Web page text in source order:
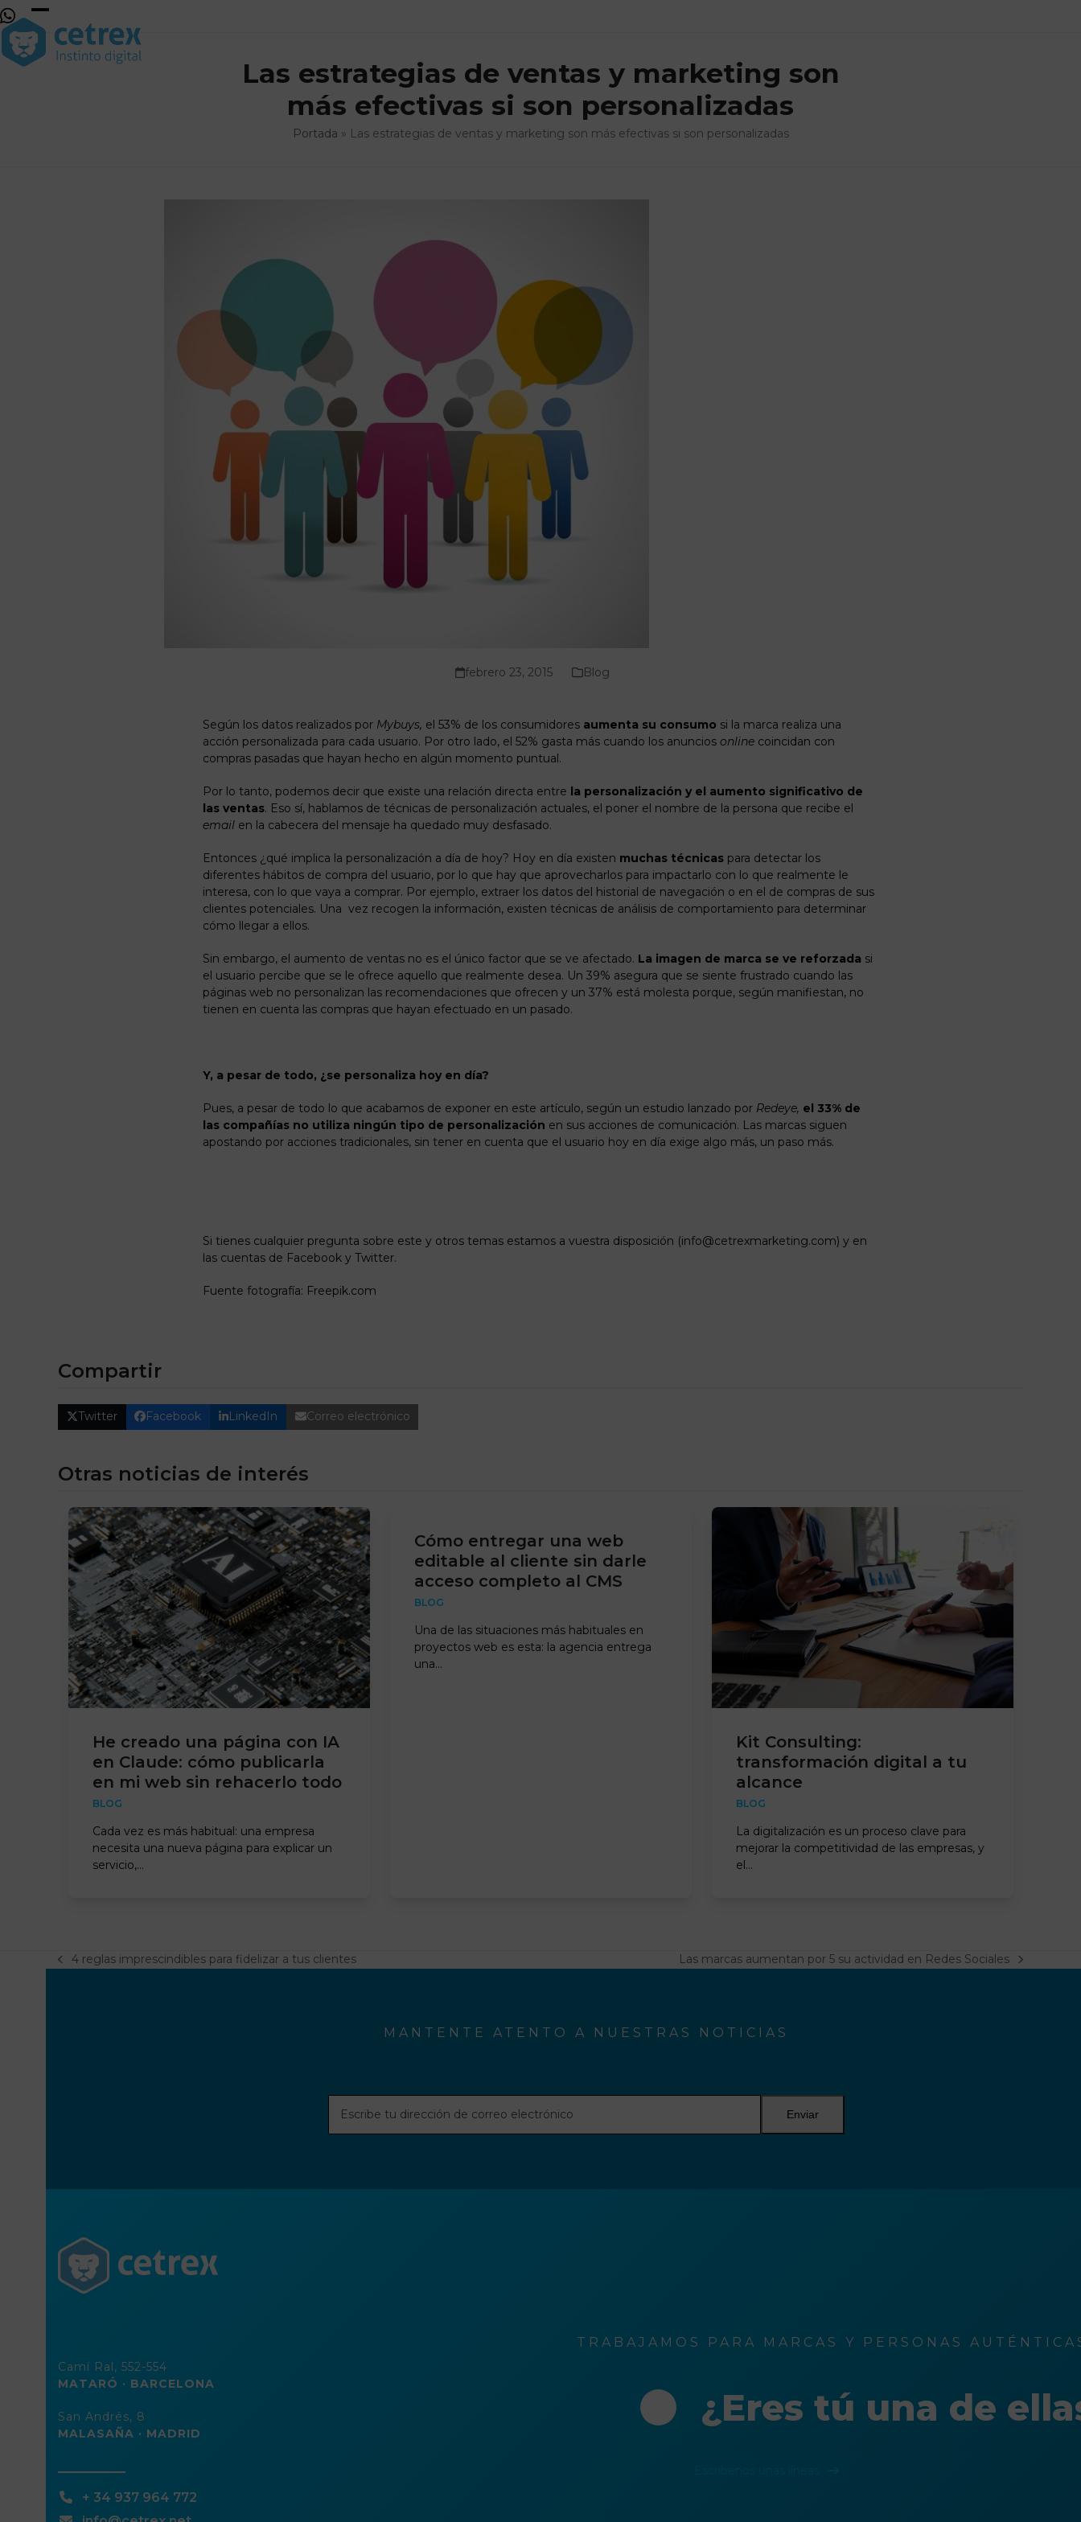
Skip
to
content
Open
mobile
Close
mobile
Las estrategias de ventas y marketing son
más efectivas si son personalizadas
Portada » Las estrategias de ventas y marketing son más efectivas si son personalizadas
febrero 23, 2015 Blog
Según los datos realizados por Mybuys, el 53% de los consumidores aumenta su consumo si la marca realiza una
acción personalizada para cada usuario. Por otro lado, el 52% gasta más cuando los anuncios online coincidan con
compras pasadas que hayan hecho en algún momento puntual.
Por lo tanto, podemos decir que existe una relación directa entre la personalización y el aumento significativo de
las ventas. Eso sí, hablamos de técnicas de personalización actuales, el poner el nombre de la persona que recibe el
email en la cabecera del mensaje ha quedado muy desfasado.
Entonces ¿qué implica la personalización a día de hoy? Hoy en día existen muchas técnicas para detectar los
diferentes hábitos de compra del usuario, por lo que hay que aprovecharlos para impactarlo con lo que realmente le
interesa, con lo que vaya a comprar. Por ejemplo, extraer los datos del historial de navegación o en el de compras de sus
clientes potenciales. Una vez recogen la información, existen técnicas de análisis de comportamiento para determinar
cómo llegar a ellos.
Sin embargo, el aumento de ventas no es el único factor que se ve afectado. La imagen de marca se ve reforzada si
el usuario percibe que se le ofrece aquello que realmente desea. Un 39% asegura que se siente frustrado cuando las
páginas web no personalizan las recomendaciones que ofrecen y un 37% está molesta porque, según manifiestan, no
tienen en cuenta las compras que hayan efectuado en un pasado.
Y, a pesar de todo, ¿se personaliza hoy en día?
Pues, a pesar de todo lo que acabamos de exponer en este artículo, según un estudio lanzado por Redeye, el 33% de
las compañías no utiliza ningún tipo de personalización en sus acciones de comunicación. Las marcas siguen
apostando por acciones tradicionales, sin tener en cuenta que el usuario hoy en día exige algo más, un paso más.
Si tienes cualquier pregunta sobre este y otros temas estamos a vuestra disposición (info@cetrexmarketing.com) y en
las cuentas de Facebook y Twitter.
Fuente fotografía: Freepik.com
Compartir
Twitter Facebook LinkedIn Correo electrónico
Otras noticias de interés
He creado una página con IA
en Claude: cómo publicarla
en mi web sin rehacerlo todo
BLOG
Cada vez es más habitual: una empresa
necesita una nueva página para explicar un
servicio,…
Cómo entregar una web
editable al cliente sin darle
acceso completo al CMS
BLOG
Una de las situaciones más habituales en
proyectos web es esta: la agencia entrega
una…
Kit Consulting:
transformación digital a tu
alcance
BLOG
La digitalización es un proceso clave para
mejorar la competitividad de las empresas, y
el…
previous
4 reglas imprescindibles para fidelizar a tus clientes
next
Las marcas aumentan por 5 su actividad en Redes Sociales
MANTENTE ATENTO A NUESTRAS NOTICIAS
dirección
Enviar
Camí Ral, 552-554
MATARÓ · BARCELONA
San Andrés, 8
MALASAÑA · MADRID
+ 34 937 964 772
TRABAJAMOS PARA MARCAS Y PERSONAS
¿Eres tú una de